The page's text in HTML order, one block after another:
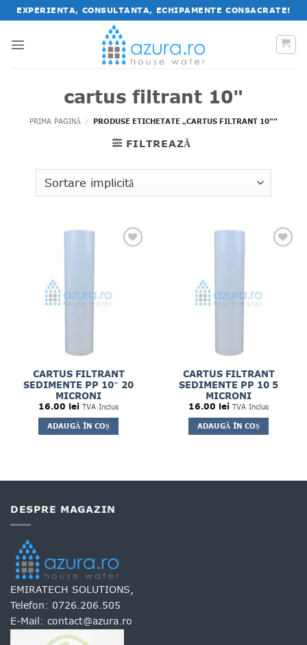
Salt
la
conținut
EXPERIENTA, CONSULTANTA, ECHIPAMENTE CONSACRATE!
cartus filtrant 10"
PRIMA PAGINĂ / PRODUSE ETICHETATE „CARTUS FILTRANT 10"”
FILTREAZĂ
CARTUS FILTRANT
SEDIMENTE PP 10″ 20
MICRONI
16.00 lei TVA Inclus
ADAUGĂ ÎN COȘ
CARTUS FILTRANT
SEDIMENTE PP 10 5
MICRONI
16.00 lei TVA Inclus
ADAUGĂ ÎN COȘ
DESPRE MAGAZIN
EMIRATECH SOLUTIONS,
Telefon: 0726.206.505
E-Mail: contact@azura.ro